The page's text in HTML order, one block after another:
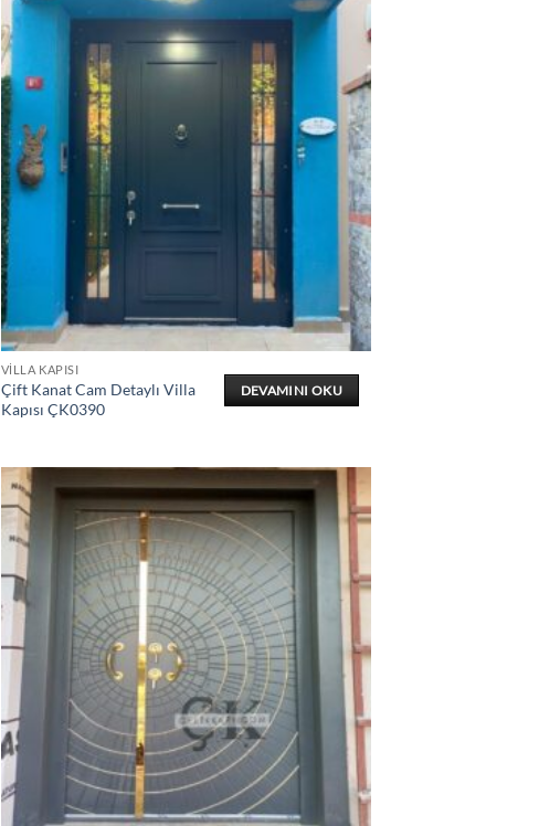
VILLA KAPISI
Çift Kanat Cam Detaylı Villa
Kapısı ÇK0390
DEVAMINI OKU